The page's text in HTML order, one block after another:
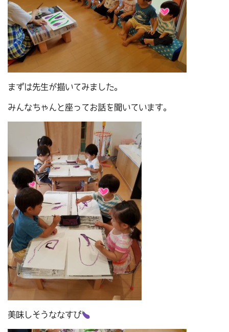
まずは先生が描いてみました。
みんなちゃんと座ってお話を聞いています。
美味しそうななすび